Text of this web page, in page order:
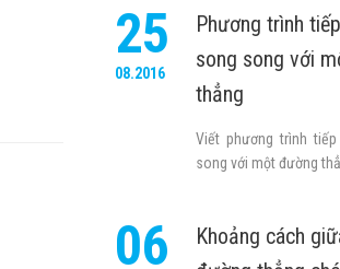
25
08.2016
Phương trình
song song với
thẳng
Viết phương trình
song với một đường
06
Khoảng cách